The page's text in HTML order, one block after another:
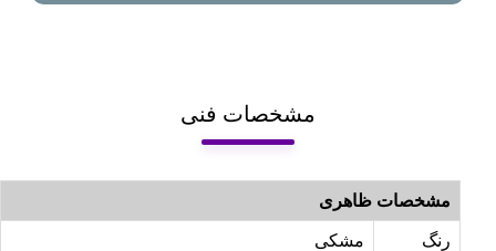
مشخصات فنی
مشخصات ظاهری
رنگ مشکی